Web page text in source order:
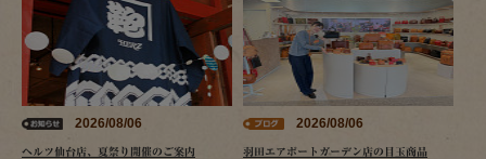
2026/08/06
ヘルツ仙台店、夏祭り開催のご案内
2026/08/06
羽田エアポートガーデン店の目玉商品